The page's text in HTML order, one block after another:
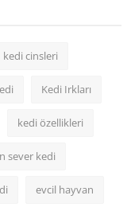
kedi cinsleri
Kedi Irkları
kedi özellikleri
sever kedi
evcil hayvan